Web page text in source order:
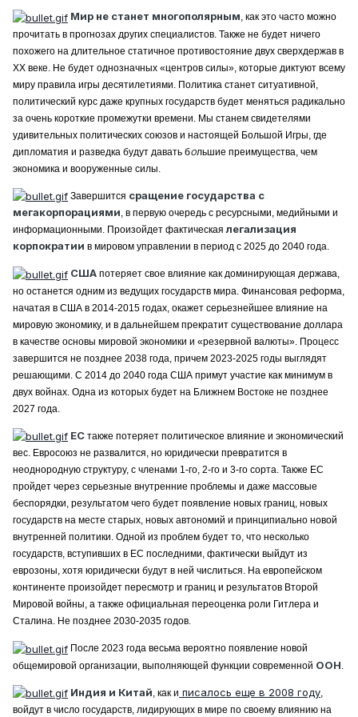
Мир не станет многополярным, как это часто можно
прочитать в прогнозах других специалистов. Также не будет ничего
похожего на длительное статичное противостояние двух сверхдержав в
XX веке. Не будет однозначных «центров силы», которые диктуют всему
миру правила игры десятилетиями. Политика станет ситуативной,
политический курс даже крупных государств будет меняться радикально
за очень короткие промежутки времени. Мы станем свидетелями
удивительных политических союзов и настоящей Большой Игры, где
дипломатия и разведка будут давать большие преимущества, чем
экономика и вооруженные силы.
Завершится сращение государства с
мегакорпорациями, в первую очередь с ресурсными, медийными и
информационными. Произойдет фактическаялегализация
корпократии в мировом управлении в период с 2025 до 2040 года.
США потеряет свое влияние как доминирующая держава,
но останется одним из ведущих государств мира. Финансовая реформа,
начатая в США в 2014-2015 годах, окажет серьезнейшее влияние на
мировую экономику, и в дальнейшем прекратит существование доллара
в качестве основы мировой экономики и «резервной валюты». Процесс
завершится не позднее 2038 года, причем 2023-2025 годы выглядят
решающими. С 2014 до 2040 года США примут участие как минимум в
двух войнах. Одна из которых будет на Ближнем Востоке не позднее
2027 года.
ЕС также потеряет политическое влияние и экономический
вес. Евросоюз не развалится, но юридически превратится в
неоднородную структуру, с членами 1-го, 2-го и 3-го сорта. Также ЕС
пройдет через серьезные внутренние проблемы и даже массовые
беспорядки, результатом чего будет появление новых границ, новых
государств на месте старых, новых автономий и принципиально новой
внутренней политики. Одной из проблем будет то, что несколько
государств, вступивших в ЕС последними, фактически выйдут из
еврозоны, хотя юридически будут в ней числиться. На европейском
континенте произойдет пересмотр и границ и результатов Второй
Мировой войны, а также официальная переоценка роли Гитлера и
Сталина. Не позднее 2030-2035 годов.
После 2023 года весьма вероятно появление новой
общемировой организации, выполняющей функции современной ООН
Индия и Китай , как и писалось еще в 2008 году
войдут в число государств, лидирующих в мире по своему влиянию на